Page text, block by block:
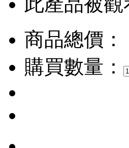
商品總價：
購買數量：